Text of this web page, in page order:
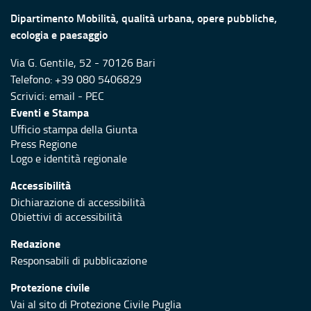
sicurezza sismica degli
edifici strategici e rilevanti
maggiormente a rischio
CONTINUA A LEGGERE
sicurezza
Ascolta
Area riservata
Dipartimento Mobilità, qualità urbana, opere pubbliche,
ecologia e paesaggio
Via G. Gentile, 52 - 70126 Bari
Telefono: +39 080 5406829